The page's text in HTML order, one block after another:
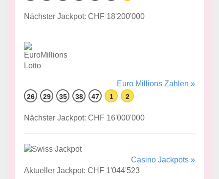
Nächster Jackpot: CHF 18'200'000
Euro Millions Zahlen »
26 29 35 38 47 1 2
Nächster Jackpot: CHF 16'000'000
Casino Jackpots »
Aktueller Jackpot: CHF 1'044'523